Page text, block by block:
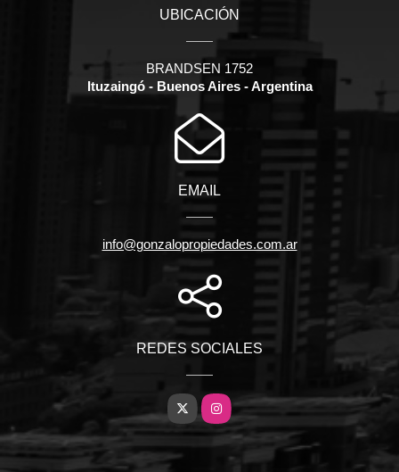
UBICACIÓN
BRANDSEN 1752
Ituzaingó - Buenos Aires - Argentina
EMAIL
info@gonzalopropiedades.com.ar
REDES SOCIALES
X Instagram